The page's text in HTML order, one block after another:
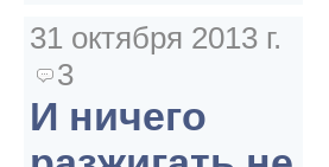
31 октября 2013 г.
3
И ничего